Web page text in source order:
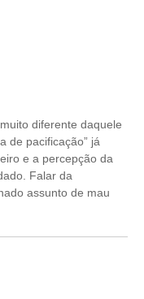
diferente daquele
de pacificação” já
e a percepção da
Falar da
assunto de mau